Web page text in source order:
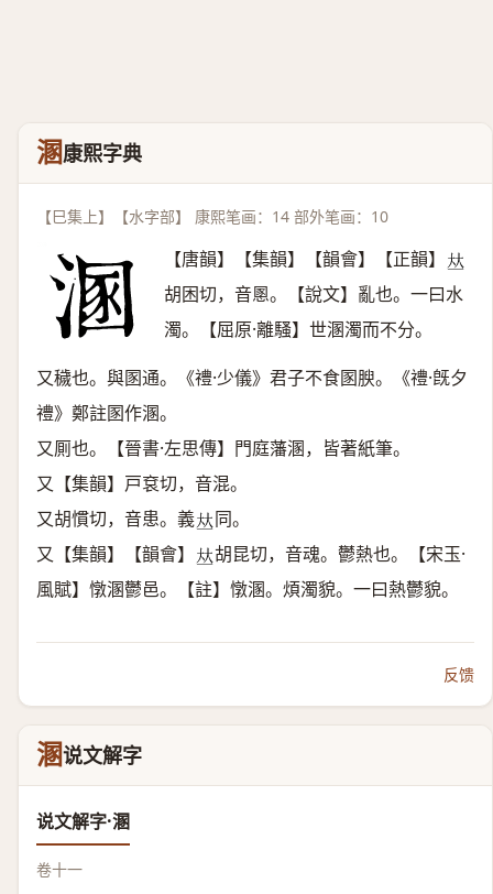
溷康熙字典
【巳集上】【水字部】 康熙笔画：14 部外笔画：10
【唐韻】【集韻】【韻會】【正韻】 𠀤
胡困切，音慁。【說文】亂也。一曰水
濁。【屈原·離騷】世溷濁而不分。
又穢也。與圂通。《禮·少儀》君子不食圂腴。《禮·旣夕
禮》鄭註圂作溷。
又厠也。【晉書·左思傳】門庭藩溷，皆著紙筆。
又【集韻】戸袞切，音混。
又胡慣切，音患。義𠀤同。
又【集韻】【韻會】 𠀤胡昆切，音魂。鬱熱也。【宋玉·
風賦】憞溷鬱邑。【註】憞溷。煩濁貌。一曰熱鬱貌。
反馈
溷说文解字
说文解字·溷
卷十一